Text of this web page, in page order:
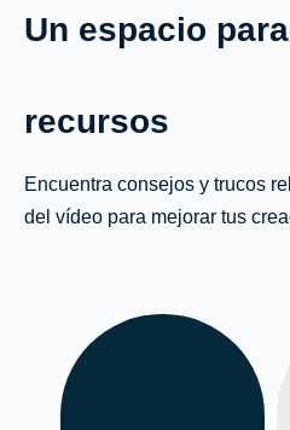
Un espacio
recursos
Encuentra consejos y trucos
del vídeo para mejorar tus